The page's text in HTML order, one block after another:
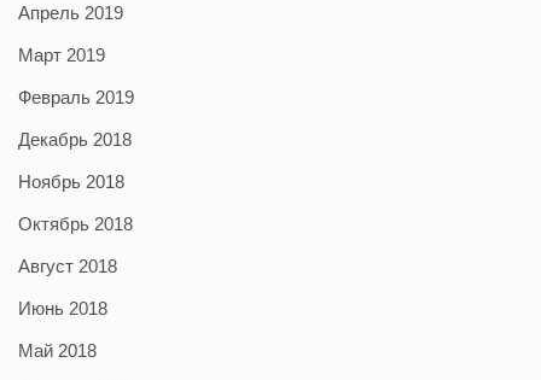
Апрель 2019
Март 2019
Февраль 2019
Декабрь 2018
Ноябрь 2018
Октябрь 2018
Август 2018
Июнь 2018
Май 2018